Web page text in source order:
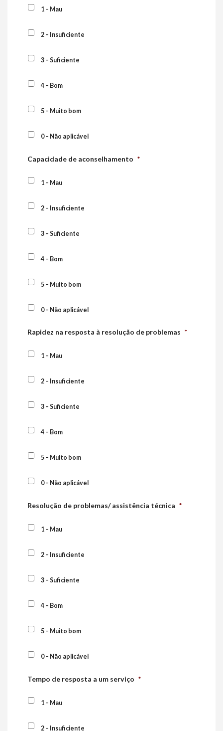
1 – Mau
2 – Insuficiente
3 – Suficiente
4 – Bom
5 – Muito bom
0 – Não aplicável
Capacidade de aconselhamento *
1 – Mau
2 – Insuficiente
3 – Suficiente
4 – Bom
5 – Muito bom
0 – Não aplicável
Rapidez na resposta à resolução de problemas *
1 – Mau
2 – Insuficiente
3 – Suficiente
4 – Bom
5 – Muito bom
0 – Não aplicável
Resolução de problemas/ assistência técnica *
1 – Mau
2 – Insuficiente
3 – Suficiente
4 – Bom
5 – Muito bom
0 – Não aplicável
Tempo de resposta a um serviço *
1 – Mau
2 – Insuficiente